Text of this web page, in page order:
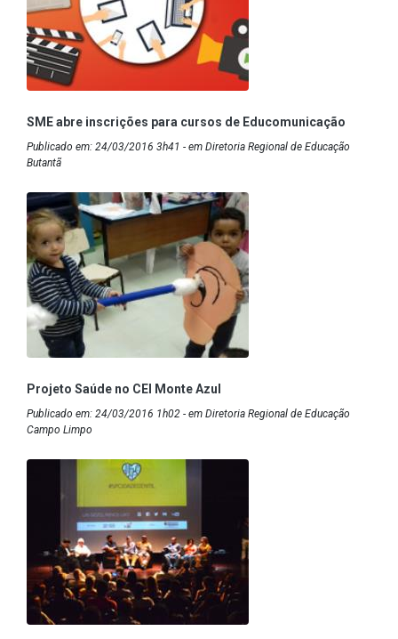
SME abre inscrições para cursos de Educomunicação
Publicado em: 24/03/2016 3h41 - em Diretoria Regional de Educação
Butantã
Projeto Saúde no CEI Monte Azul
Publicado em: 24/03/2016 1h02 - em Diretoria Regional de Educação
Campo Limpo